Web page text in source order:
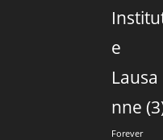
e
Lausa
nne
Forever